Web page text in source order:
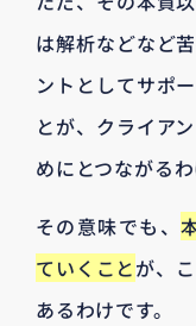
は解析などなど
ントとしてサポ
とが、クライア
めにとつながるわ
その意味でも、
ていくことが、
あるわけです。